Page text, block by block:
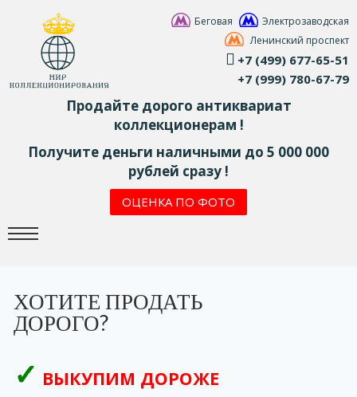
Беговая
Электрозаводская
Ленинский проспект
+7 (499) 677-65-51
+7 (999) 780-67-79
Продайте дорого антиквариат
коллекционерам !
Получите деньги наличными до 5 000 000
рублей сразу !
ОЦЕНКА ПО ФОТО
ХОТИТЕ ПРОДАТЬ
ДОРОГО?
ВЫКУПИМ ДОРОЖЕ